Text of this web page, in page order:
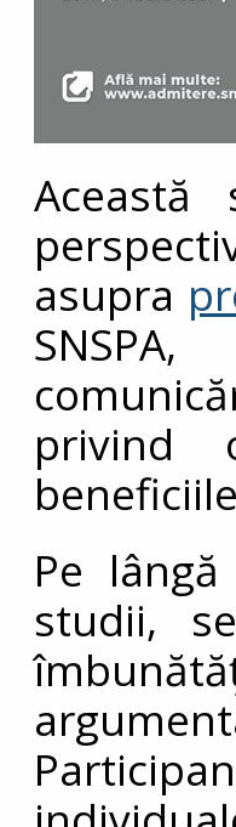
asupra
privind
Pe
studii,